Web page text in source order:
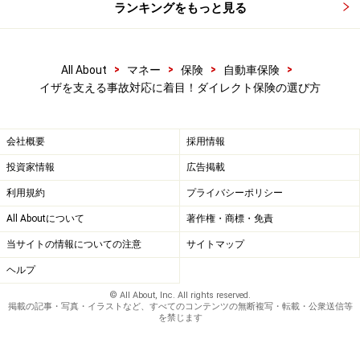
ランキングをもっと見る
All About > マネー > 保険 > 自動車保険
>
イザを支える事故対応に着目！ダイレクト保険の選び方
会社概要 採用情報
投資家情報 広告掲載
利用規約 プライバシーポリシー
All Aboutについて 著作権・商標・免責
当サイトの情報についての注意 サイトマップ
ヘルプ
© All About, Inc. All rights reserved.
掲載の記事・写真・イラストなど、すべてのコンテンツの無断複写・転載・公衆送信等
を禁じます